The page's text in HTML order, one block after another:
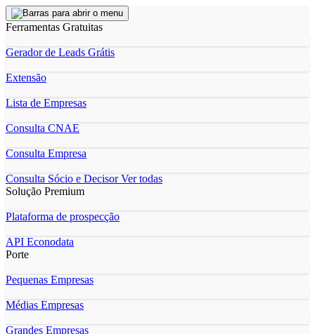
Ferramentas Gratuitas
Gerador de Leads Grátis
Extensão
Lista de Empresas
Consulta CNAE
Consulta Empresa
Consulta Sócio e DecisorVer todas
Solução Premium
Plataforma de prospecção
API Econodata
Porte
Pequenas Empresas
Médias Empresas
Grandes Empresas